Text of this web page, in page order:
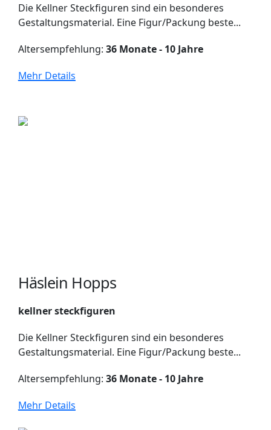
Die Kellner Steckfiguren sind ein besonderes
Gestaltungsmaterial. Eine Figur/Packung beste...
Altersempfehlung: 36 Monate - 10 Jahre
Mehr Details
Häslein Hopps
kellner steckfiguren
Die Kellner Steckfiguren sind ein besonderes
Gestaltungsmaterial. Eine Figur/Packung beste...
Altersempfehlung: 36 Monate - 10 Jahre
Mehr Details